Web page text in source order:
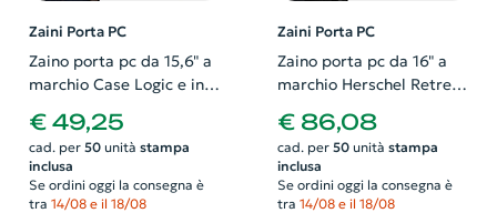
Zaini Porta PC
Zaino porta pc da 15,6" a
marchio Case Logic e in
ampie tasche interne per
pc e tablet e tasche
esterne per borraccia
€ 49,25
cad. per 50unità stampa
inclusa
Se ordini oggi la consegna è
tra 14/08 e il 18/08
Zaini Porta PC
Zaino porta pc da 16" a
marchio Herschel Retreat
ampie tasche oggetti e
chiusura a coulisse
€ 86,08
cad. per 50unità stampa
inclusa
Se ordini oggi la consegna è
tra 14/08 e il 18/08